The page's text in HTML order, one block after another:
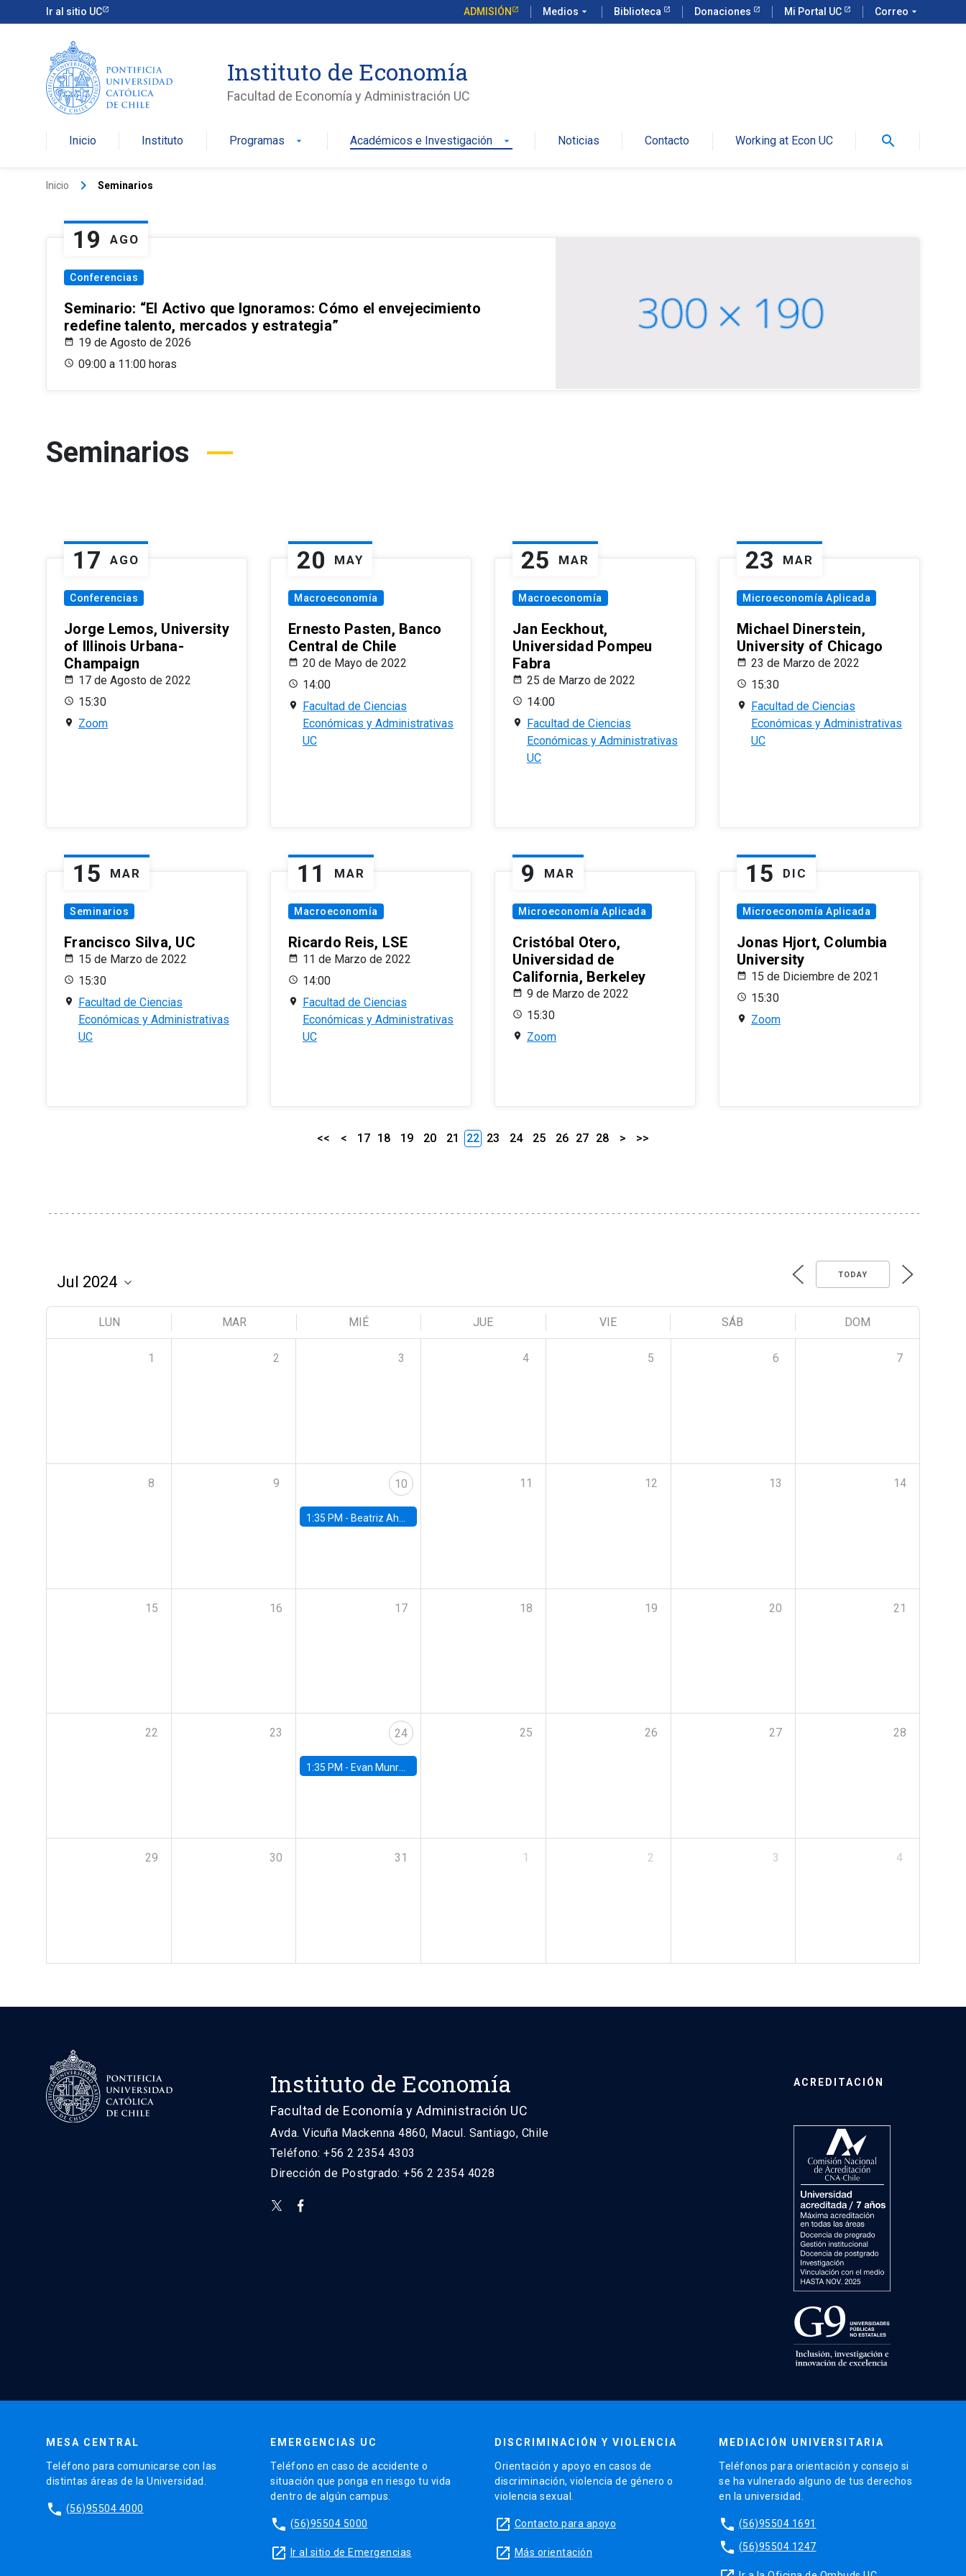
Ir al sitio UC ADMISIÓN Medios arrow_drop_down Biblioteca Donaciones Mi Portal UC Correo arrow_drop_down
Instituto de Economía
Facultad de Economía y Administración UC
Inicio Instituto Programas arrow_drop_down Académicos e Investigación arrow_drop_down Noticias Contacto Working at Econ UC search
Inicio keyboard_arrow_right Seminarios
19 AGO
Conferencias
Seminario: “El Activo que Ignoramos: Cómo el envejecimiento
redefine talento, mercados y estrategia”
19 de Agosto de 2026
09:00 a 11:00 horas
Seminarios
17 AGO
Conferencias
Jorge Lemos, University
of Illinois Urbana-
Champaign
17 de Agosto de 2022
15:30
Zoom
20 MAY
Macroeconomía
Ernesto Pasten, Banco
Central de Chile
20 de Mayo de 2022
14:00
Facultad de Ciencias
Económicas y Administrativas
UC
25 MAR
Macroeconomía
Jan Eeckhout,
Universidad Pompeu
Fabra
25 de Marzo de 2022
14:00
Facultad de Ciencias
Económicas y Administrativas
UC
23 MAR
Microeconomía Aplicada
Michael Dinerstein,
University of Chicago
23 de Marzo de 2022
15:30
Facultad de Ciencias
Económicas y Administrativas
UC
15 MAR
Seminarios
Francisco Silva, UC
15 de Marzo de 2022
15:30
Facultad de Ciencias
Económicas y Administrativas
UC
11 MAR
Macroeconomía
Ricardo Reis, LSE
11 de Marzo de 2022
14:00
Facultad de Ciencias
Económicas y Administrativas
UC
9 MAR
Microeconomía Aplicada
Cristóbal Otero,
Universidad de
California, Berkeley
9 de Marzo de 2022
15:30
Zoom
15 DIC
Microeconomía Aplicada
Jonas Hjort, Columbia
University
15 de Diciembre de 2021
15:30
Zoom
<< < 17 18 19 20 21 22 23 24 25 26 27 28 > >>
TODAY
LUN MAR MIÉ JUE VIE SÁB DOM
1 2 3 4 5 6 7
8 9 10
1:35 PM - Beatriz Ahumada, PhD candidate, Universidad de Pittsburgh
11 12 13 14
15 16 17 18 19 20 21
22 23 24
1:35 PM - Evan Munro, Neyman Visiting Assistant Professor in the Department of Statistics at UC Berkeley
25 26 27 28
29 30 31 1 2 3 4
Instituto de Economía
Facultad de Economía y Administración UC
Avda. Vicuña Mackenna 4860, Macul. Santiago, Chile
Teléfono: +56 2 2354 4303
Dirección de Postgrado: +56 2 2354 4028
ACREDITACIÓN
MESA CENTRAL
Teléfono para comunicarse con las
distintas áreas de la Universidad.
phone (56)95504 4000
EMERGENCIAS UC
Teléfono en caso de accidente o
situación que ponga en riesgo tu vida
dentro de algún campus.
phone (56)95504 5000
launch Ir al sitio de Emergencias
DISCRIMINACIÓN Y VIOLENCIA
Orientación y apoyo en casos de
discriminación, violencia de género o
violencia sexual.
launch Contacto para apoyo
launch Más orientación
MEDIACIÓN UNIVERSITARIA
Teléfonos para orientación y consejo si
se ha vulnerado alguno de tus derechos
en la universidad.
phone (56)95504 1691
phone (56)95504 1247